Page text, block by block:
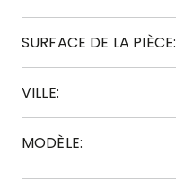
SURFACE DE LA PIÈCE:
VILLE:
MODÈLE: